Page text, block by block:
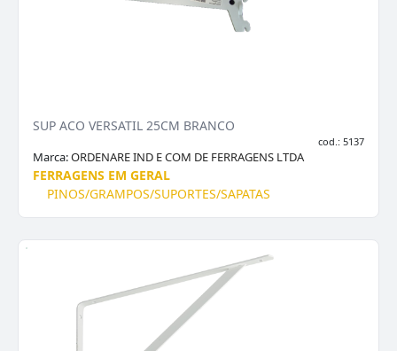
SUP ACO VERSATIL 25CM BRANCO
cod.: 5137
Marca:ORDENARE IND E COM DE FERRAGENS LTDA
FERRAGENS EM GERAL
PINOS/GRAMPOS/SUPORTES/SAPATAS